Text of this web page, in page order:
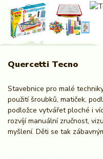
Quercetti Tecno
Stavebnice pro malé
použití šroubků, matiček,
podložce vytvářet ploché i
rozvíjí manuální zručnost,
myšlení. Děti se tak